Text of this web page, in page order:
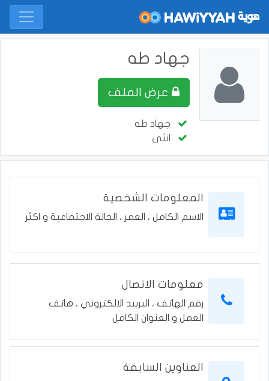
انثى
المعلومات الشخصية
الاسم الكامل ، العمر ، الحالة الاجتماعية و اكثر
معلومات الاتصال
رقم الهاتف ، البربيد الالكتروني ، هاتف
العمل و العنوان الكامل
العناوين السابقة